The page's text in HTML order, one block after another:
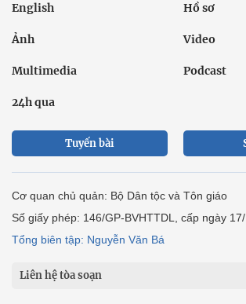
English Hồ sơ
Ảnh Video
Multimedia Podcast
24h qua
Tuyến bài
Cơ quan chủ quản: Bộ Dân tộc và Tôn giáo
Số giấy phép: 146/GP-BVHTTDL, cấp ngày
Tổng biên tập: Nguyễn Văn Bá
Liên hệ tòa soạn